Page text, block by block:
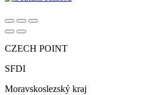
CZECH POINT
SFDI
Moravskoslezský kraj